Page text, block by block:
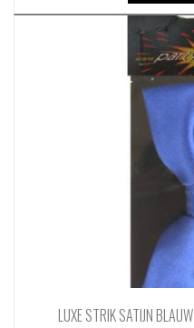
LUXE STRIK SATIJN BLAUW